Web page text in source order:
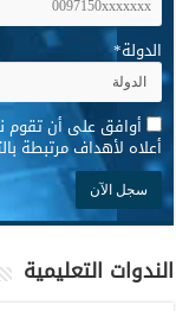
الدولة*
* أوافق على أن تقوم
أعلاه لأهداف مرتبطة
الندوات التعليمية